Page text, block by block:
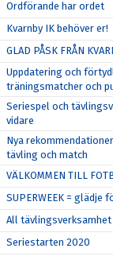
Ordförande har ordet
Kvarnby IK behöver er!
GLAD PÅSK FRÅN
Uppdatering och
träningsmatcher och
Seriespel och
vidare
Nya
tävling och match
VÄLKOMMEN TILL
SUPERWEEK = glädje
All
Seriestarten 2020